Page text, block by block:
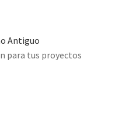
Antiguo
para tus proyectos